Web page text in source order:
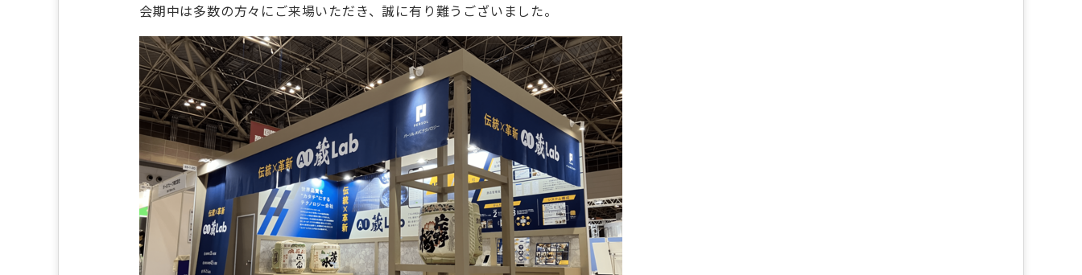
会期中は多数の方々にご来場いただき、誠に有り難うございました。